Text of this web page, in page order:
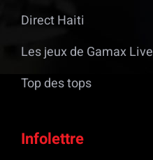
Direct Haiti
Les jeux de Gamax Live
Top des tops
Infolettre